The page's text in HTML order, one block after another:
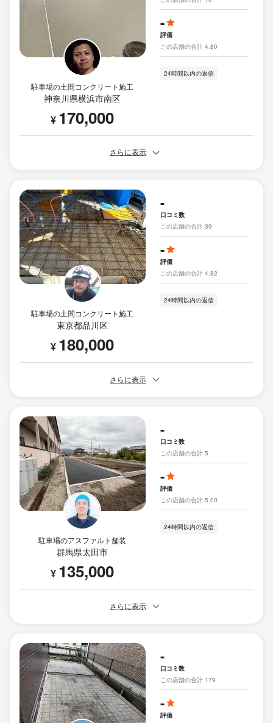
駐車場の土間コンクリート施工
神奈川県横浜市南区
¥ 170,000
-
評価
この店舗の合計 4.80
24時間以内の返信
さらに表示
駐車場の土間コンクリート施工
東京都品川区
¥ 180,000
-
口コミ数
この店舗の合計 39
-
評価
この店舗の合計 4.82
24時間以内の返信
さらに表示
駐車場のアスファルト舗装
群馬県太田市
¥ 135,000
-
口コミ数
この店舗の合計 5
-
評価
この店舗の合計 5.00
24時間以内の返信
さらに表示
-
口コミ数
この店舗の合計 179
-
評価